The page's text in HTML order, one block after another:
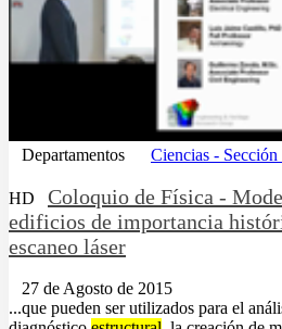
Departamentos Ciencias - Sección
HD
Coloquio de Física -
edificios de importancia
escaneo láser
27 de Agosto de 2015
...que pueden ser utilizados para el